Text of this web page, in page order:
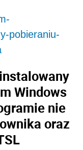
pobieraniu-
Windows
nie
oraz